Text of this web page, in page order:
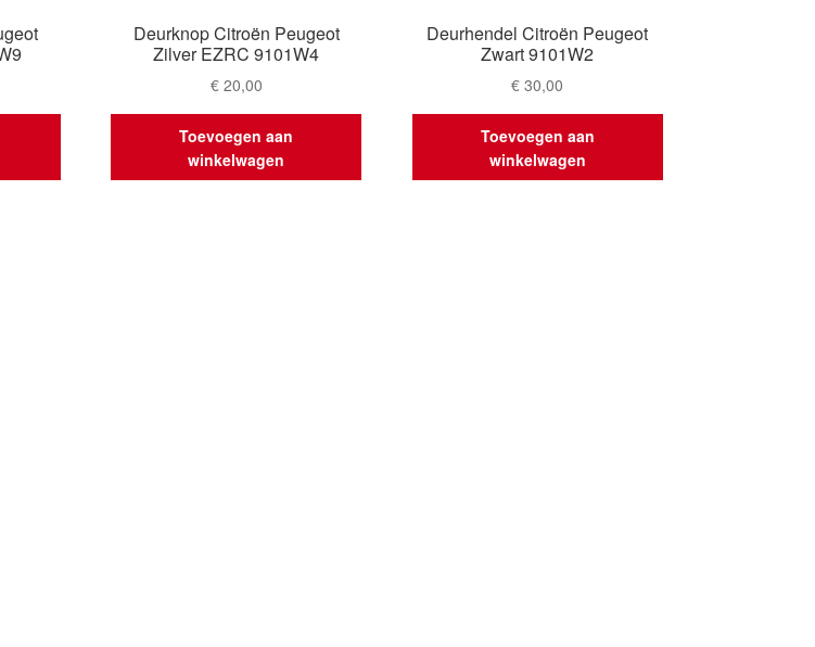
Deurknop Citroën Peugeot
Zilver EZRC 9101W4
€20,00
Toevoegen aan
winkelwagen
Deurhendel Citroën Peugeot
Zwart 9101W2
€ 30,00
Toevoegen aan
winkelwagen